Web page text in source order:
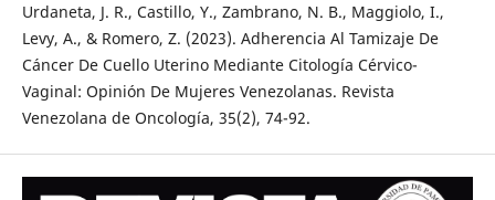
Urdaneta, J. R., Castillo, Y., Zambrano, N. B., Maggiolo, I.,
Levy, A., & Romero, Z. (2023). Adherencia Al Tamizaje De
Cáncer De Cuello Uterino Mediante Citología Cérvico-
Vaginal: Opinión De Mujeres Venezolanas. Revista
Venezolana de Oncología, 35(2), 74-92.